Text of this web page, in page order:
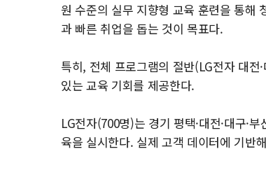
원 수준의 실무 지향형 교육 훈련을 통해
과 빠른 취업을 돕는 것이 목표다.
특히, 전체 프로그램의 절반(LG전자 대전
있는 교육 기회를 제공한다.
LG전자(700명)는 경기 평택·대전·대구·
육을 실시한다. 실제 고객 데이터에 기반